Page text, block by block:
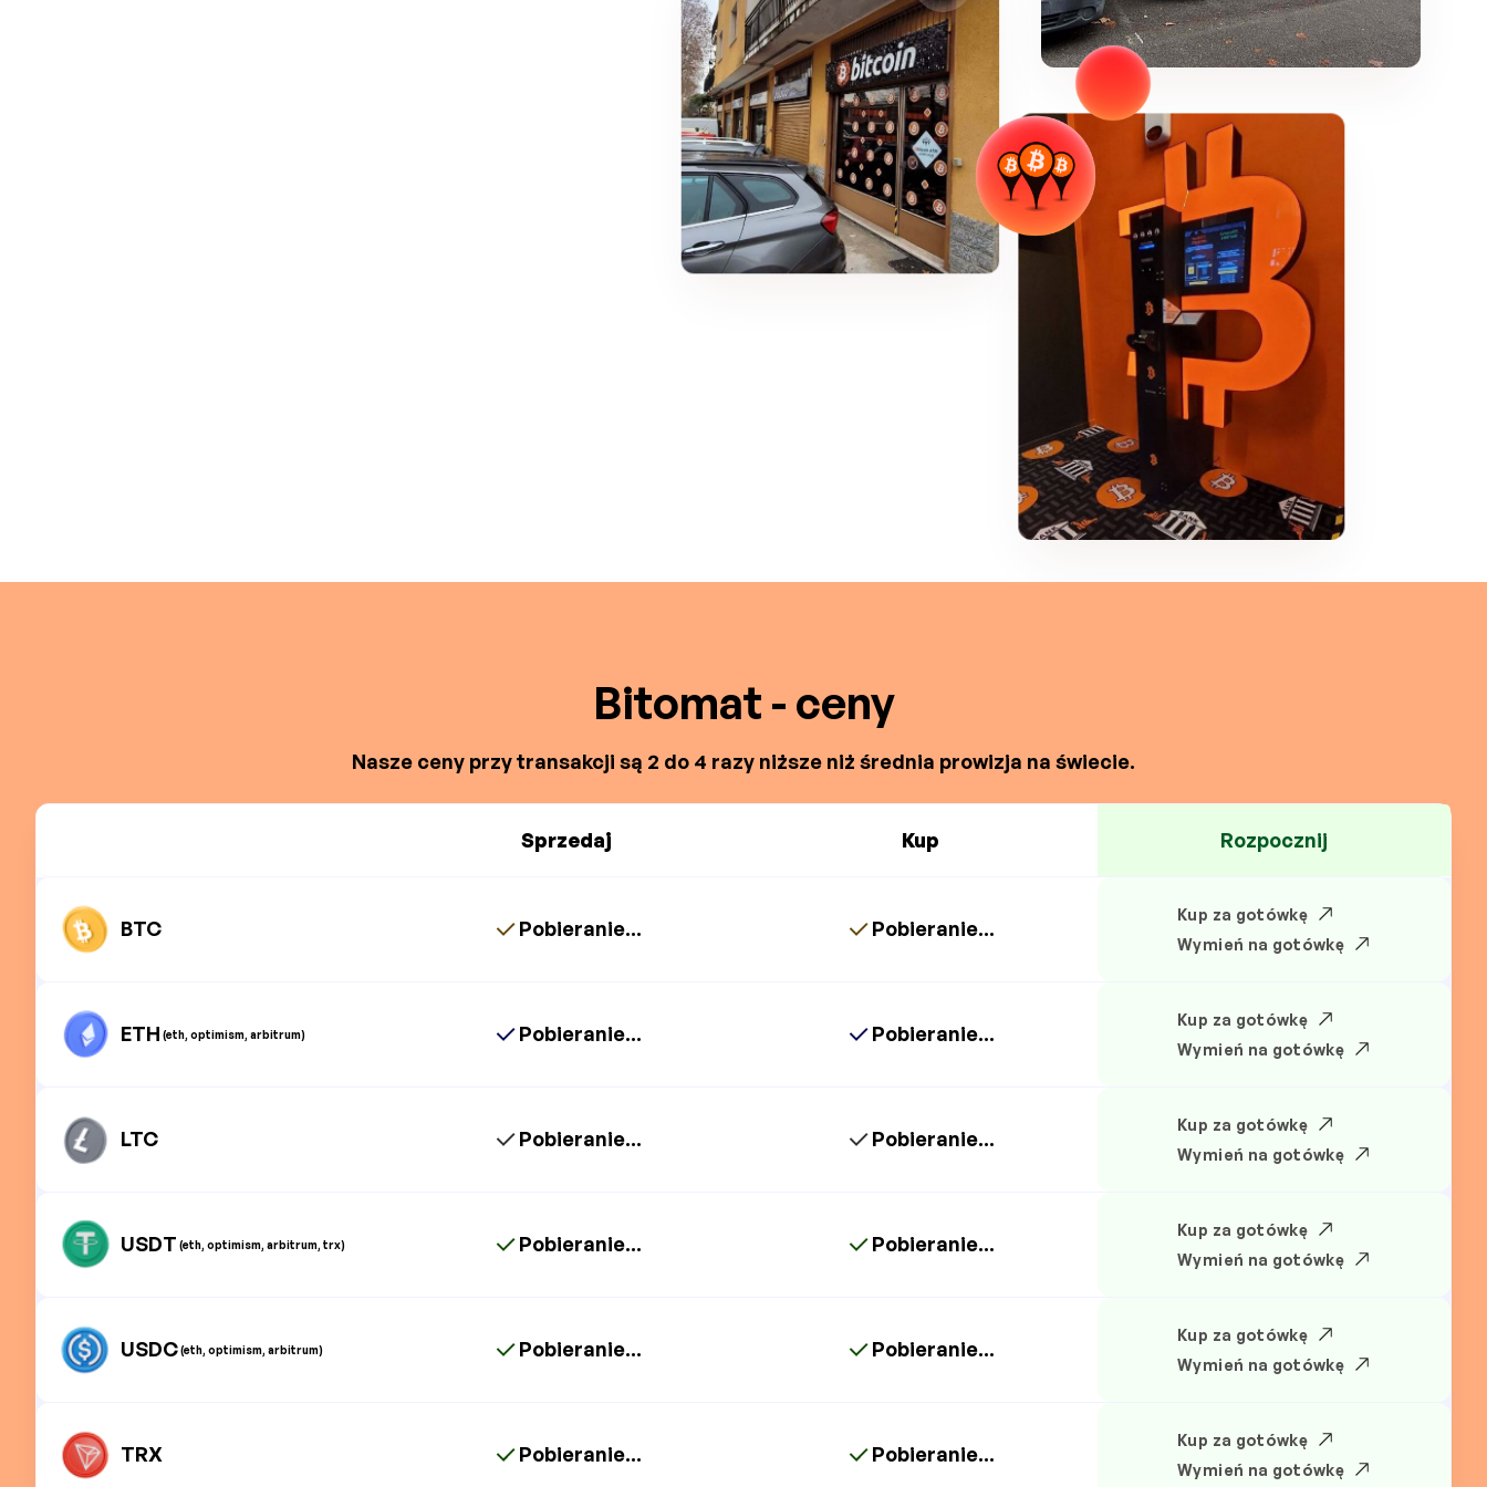
Bitomat - ceny
Nasze ceny przy transakcji są 2 do 4 razy niższe niż średnia prowizja na świecie.
Sprzedaj Kup Rozpocznij
BTC Pobieranie... Pobieranie...
Kup za gotówkę
Wymień na gotówkę
ETH (eth, optimism, arbitrum) Pobieranie... Pobieranie...
Kup za gotówkę
Wymień na gotówkę
LTC Pobieranie... Pobieranie...
Kup za gotówkę
Wymień na gotówkę
USDT (eth, optimism, arbitrum, trx) Pobieranie... Pobieranie...
Kup za gotówkę
Wymień na gotówkę
USDC(eth, optimism, arbitrum) Pobieranie... Pobieranie...
Kup za gotówkę
Wymień na gotówkę
TRX Pobieranie... Pobieranie...
Kup za gotówkę
Wymień na gotówkę